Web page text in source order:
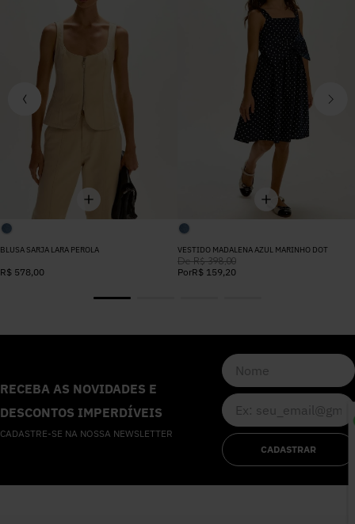
BLUSA SARJA LARA PEROLA
R$ 578,00
VESTIDO MADALENA AZUL MARINHO DOT
De R$ 398,00
PorR$ 159,20
RECEBA AS NOVIDADES E
DESCONTOS IMPERDÍVEIS
CADASTRE-SE NA NOSSA NEWSLETTER
CADASTRAR